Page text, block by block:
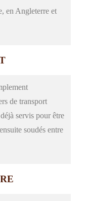
en Angleterre et
de transport
servis pour être
soudés entre